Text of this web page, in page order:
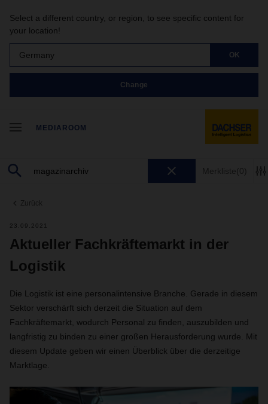
Select a different country, or region, to see specific content for
your location!
Germany OK
Change
MEDIAROOM
Merkliste(0)
Zurück
23.09.2021
Aktueller Fachkräftemarkt in der
Logistik
Die Logistik ist eine personalintensive Branche. Gerade in diesem
Sektor verschärft sich derzeit die Situation auf dem
Fachkräftemarkt, wodurch Personal zu finden, auszubilden und
langfristig zu binden zu einer großen Herausforderung wurde. Mit
diesem Update geben wir einen Überblick über die derzeitige
Marktlage.